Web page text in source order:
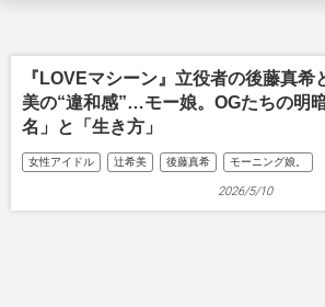
『LOVEマシーン』立役者の後藤真希
美の“違和感”…モー娘。OGたちの明
名」と「生き方」
女性アイドル 辻希美 後藤真希 モーニング娘。
2026/5/10